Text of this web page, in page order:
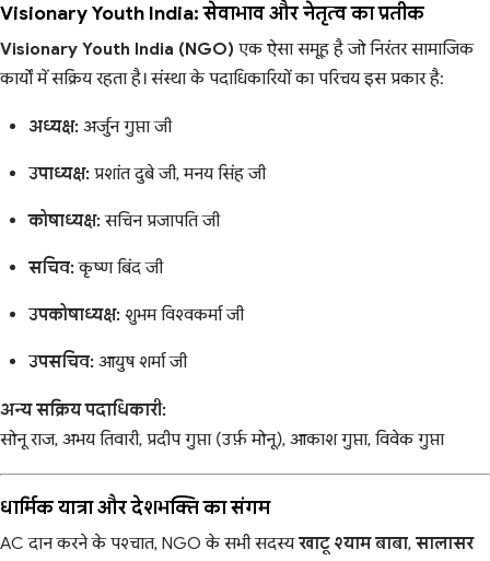
Visionary Youth India: सेवाभाव और नेतृत्व का प्रतीक
Visionary Youth India (NGO) एक ऐसा समूह है जो निरंतर सामाजिक
कार्यों में सक्रिय रहता है। संस्था के पदाधिकारियों का परिचय इस प्रकार है:
अध्यक्ष: अर्जुन गुप्ता जी
उपाध्यक्ष: प्रशांत दुबे जी, मनय सिंह जी
कोषाध्यक्ष:सचिन प्रजापति जी
सचिव:कृष्ण बिंद जी
उपकोषाध्यक्ष: शुभम विश्वकर्मा जी
उपसचिव: आयुष शर्मा जी
अन्य सक्रिय पदाधिकारी:
सोनू राज, अभय तिवारी, प्रदीप गुप्ता (उर्फ़ मोनू), आकाश गुप्ता, विवेक गुप्ता
धार्मिक यात्रा और देशभक्ति का संगम
AC दान करने के पश्चात, NGO के सभी सदस्यखाटू श्याम बाबा, सालासर